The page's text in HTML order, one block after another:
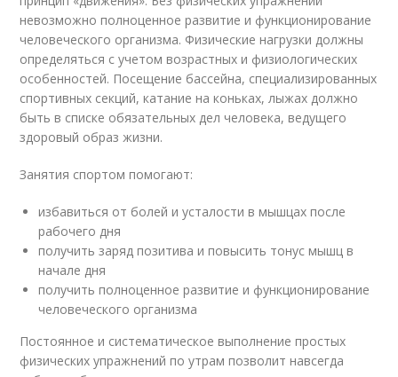
невозможно полноценное развитие и функционирование
человеческого организма. Физические нагрузки должны
определяться с учетом возрастных и физиологических
особенностей. Посещение бассейна, специализированных
спортивных секций, катание на коньках, лыжах должно
быть в списке обязательных дел человека, ведущего
здоровый образ жизни.
Занятия спортом помогают:
избавиться от болей и усталости в мышцах после
рабочего дня
получить заряд позитива и повысить тонус мышц в
начале дня
получить полноценное развитие и функционирование
человеческого организма
Постоянное и систематическое выполнение простых
физических упражнений по утрам позволит навсегда